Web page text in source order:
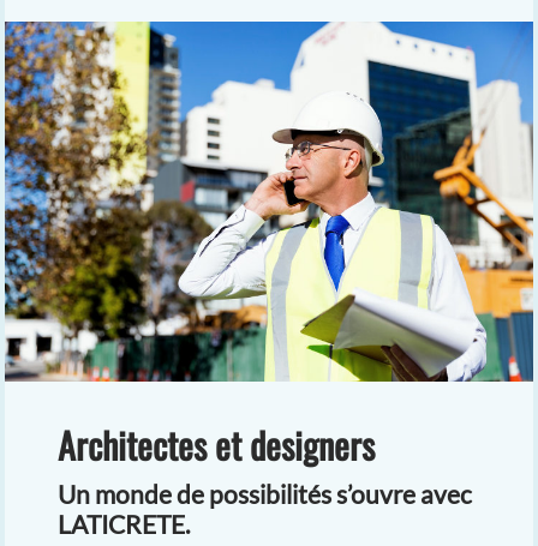
Architectes et designers
Un monde de possibilités s’ouvre avec
LATICRETE.